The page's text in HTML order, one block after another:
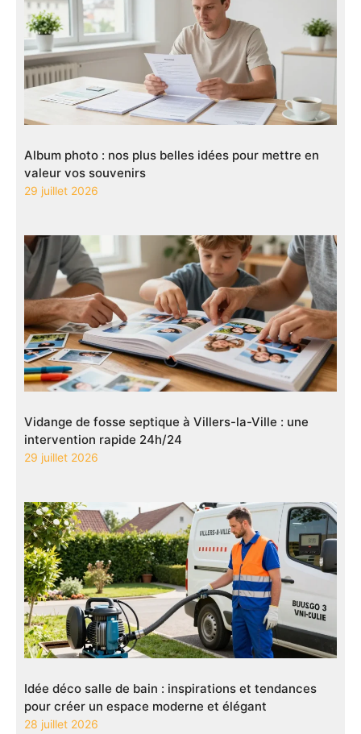
Album photo : nos plus belles idées pour mettre en
valeur vos souvenirs
29 juillet 2026
Vidange de fosse septique à Villers-la-Ville : une
intervention rapide 24h/24
29 juillet 2026
Idée déco salle de bain : inspirations et tendances
pour créer un espace moderne et élégant
28 juillet 2026